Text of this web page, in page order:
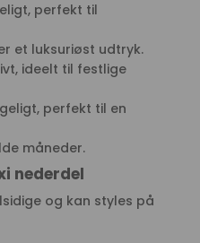
perfekt til
et luksuriøst udtryk.
ideelt til festlige
perfekt til en
måneder.
nederdel
og kan styles på